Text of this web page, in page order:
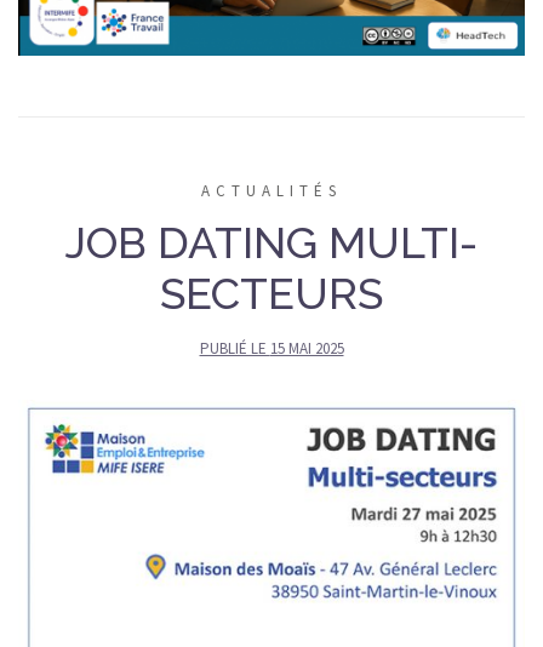
ACTUALITÉS
JOB DATING MULTI-
SECTEURS
PUBLIÉ LE 15 MAI 2025